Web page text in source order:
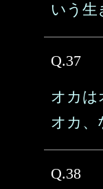
いう生
Q.37
オカは
オカ、
Q.38